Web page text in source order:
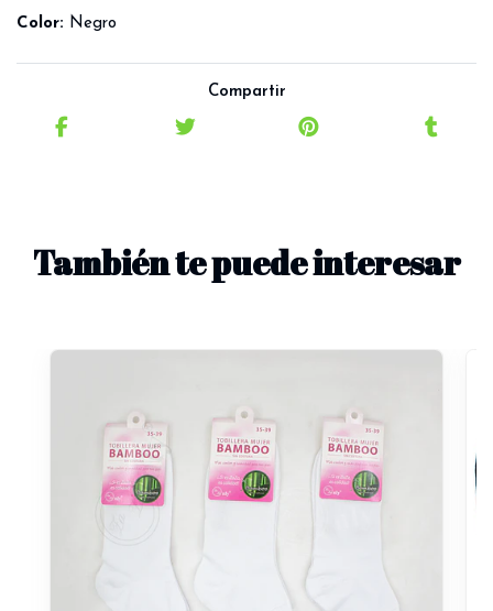
Color: Negro
Compartir
También te puede interesar